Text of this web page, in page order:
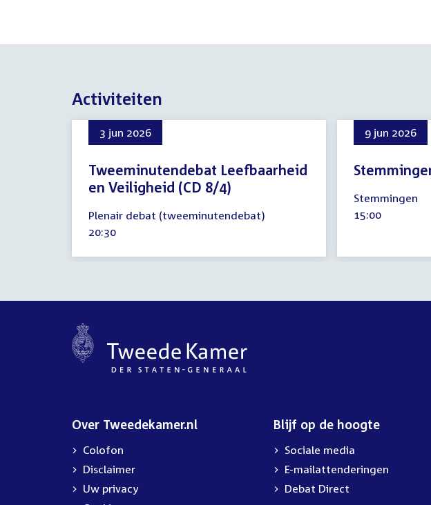
Activiteiten
3 jun 2026
Tweeminutendebat Leefbaarheid
en Veiligheid (CD 8/4)
juni
2026
Plenair debat (tweeminutendebat)
Tijd
20:30
9 jun 2026
juni
2026
Stemmingen
Tijd
15:00
Over Tweedekamer.nl
Colofon
Disclaimer
Uw privacy
Blijf op de hoogte
Sociale media
E-mailattenderingen
Debat Direct